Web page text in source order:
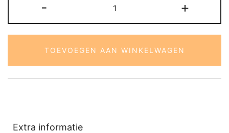
-
aantal
+
TOEVOEGEN AAN WINKELWAGEN
Extra informatie